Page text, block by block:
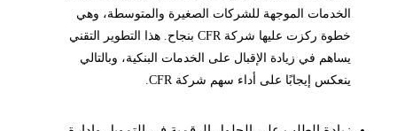
الخدمات الموجهة للشركات الصغيرة والمتوسطة، وهي
خطوة ركزت عليها شركة CFR بنجاح. هذا التطوير التقني
يساهم في زيادة الإقبال على الخدمات البنكية، وبالتالي
ينعكس إيجابًا على أداء سهم شركة CFR.